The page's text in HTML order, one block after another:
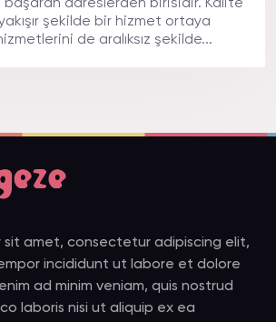
başaran adreslerden birisidir. Kalite
şekilde bir hizmet ortaya
de aralıksız şekilde...
sit amet, consectetur adipiscing elit,
incididunt ut labore et dolore
ad minim veniam, quis nostrud
laboris nisi ut aliquip ex ea